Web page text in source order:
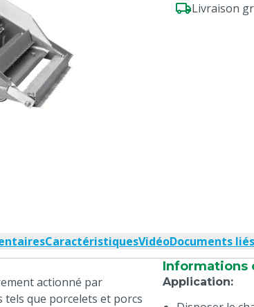
Livraison
CaractéristiquesVidéoDocuments liés
actionné par
que porcelets et porcs
Informations
Application: